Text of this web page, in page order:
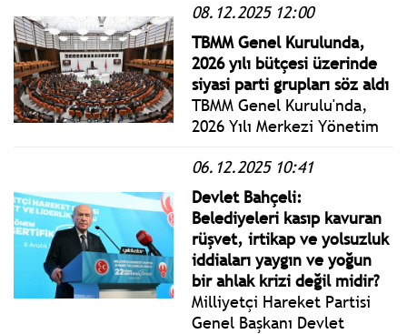
Meclisi Genel Kurulu’nda,
2026 Yılı Merkezi Yönetim
Bütçe Kanunu Teklifi
üzerinde yapılan oturuma
katıldı ve bütçe üzerine
partisinin eleştirilerini
kamuoyu ile paylaştı.
08.12.2025 12:00
TBMM Genel Kurulunda,
2026 yılı bütçesi üzerinde
siyasi parti grupları söz aldı
TBMM Genel Kurulu'nda,
2026 Yılı Merkezi Yönetim
2024 Yılı Merkezi Yönetim
Kesin Hesap Kanunu
Teklifi'nin görüşmeleri
başladı. 8 Aralık 2025
Pazartesi başlayan
görüşmeler 14 gün
kesintisiz devam edecek.
06.12.2025 10:41
Devlet Bahçeli:
Belediyeleri kasıp kavuran
rüşvet, irtikap ve yolsuzluk
iddiaları yaygın ve yoğun
bir ahlak krizi değil midir?
Milliyetçi Hareket Partisi
Genel Başkanı Devlet